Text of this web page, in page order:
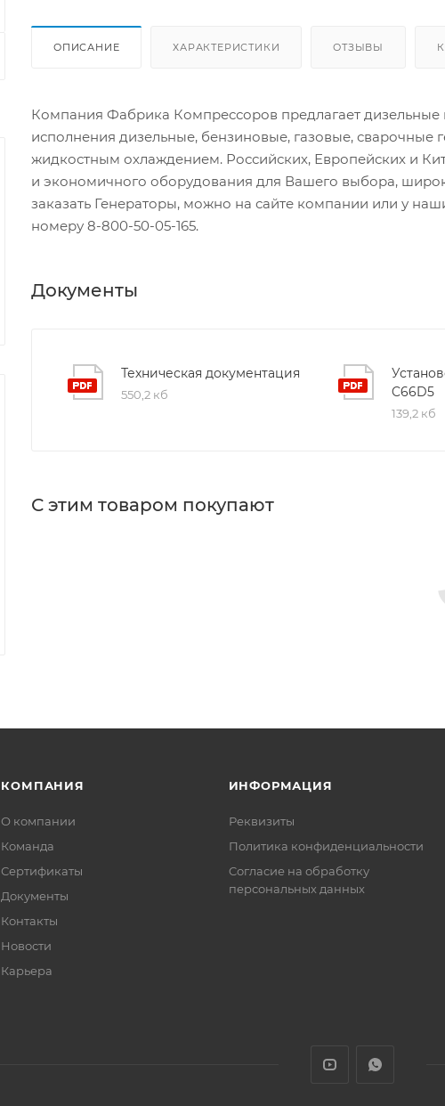
ОПИСАНИЕ ХАРАКТЕРИСТИКИ ОТЗЫВЫ
Компания Фабрика Компрессоров предлагает дизельные
исполнения дизельные, бензиновые, газовые,
жидкостным охлаждением. Российских, Европейских и
и экономичного оборудования для Вашего выбора,
заказать Генераторы, можно на сайте компании или у
номеру 8-800-50-05-165.
Документы
Техническая документация
550,2 кб
C66D5
139,2 кб
С этим товаром покупают
КОМПАНИЯ
О компании
Команда
Сертификаты
Документы
Контакты
Новости
Карьера
ИНФОРМАЦИЯ
Реквизиты
Политика конфиденциальности
Cогласие на обработку
персональных данных